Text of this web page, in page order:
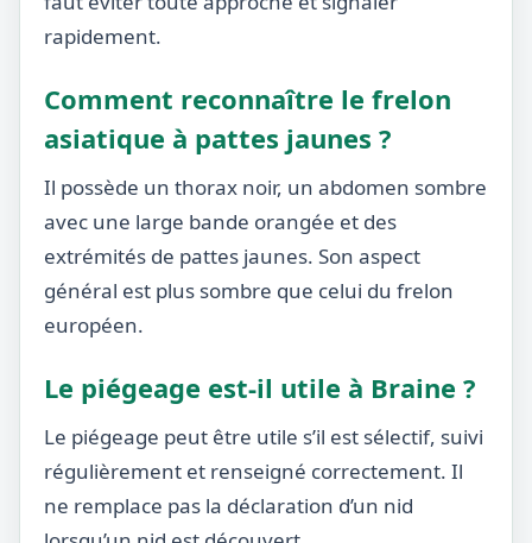
rapidement.
Comment reconnaître le frelon
asiatique à pattes jaunes ?
Il possède un thorax noir, un abdomen sombre
avec une large bande orangée et des
extrémités de pattes jaunes. Son aspect
général est plus sombre que celui du frelon
européen.
Le piégeage est-il utile à Braine ?
Le piégeage peut être utile s’il est sélectif, suivi
régulièrement et renseigné correctement. Il
ne remplace pas la déclaration d’un nid